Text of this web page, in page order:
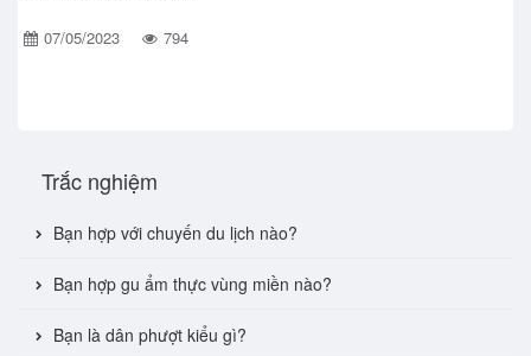
07/05/2023 794
Trắc nghiệm
Bạn hợp với chuyến du lịch nào?
Bạn hợp gu ẩm thực vùng miền nào?
Bạn là dân phượt kiểu gì?